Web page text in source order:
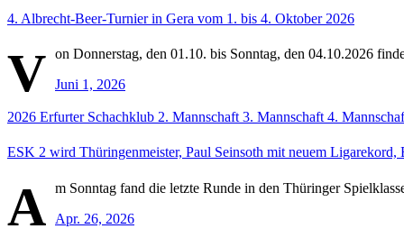
4. Albrecht-Beer-Turnier in Gera vom 1. bis 4. Oktober 2026
V on Donnerstag, den 01.10. bis Sonntag, den 04.10.2026
Juni 1, 2026
2026 Erfurter Schachklub 2. Mannschaft 3. Mannschaft 4.
ESK 2 wird Thüringenmeister, Paul Seinsoth mit neuem
A m Sonntag fand die letzte Runde in den Thüringer
Apr. 26, 2026